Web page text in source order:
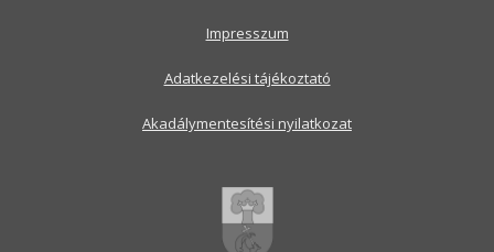
Impresszum
Adatkezelési tájékoztató
Akadálymentesítési nyilatkozat